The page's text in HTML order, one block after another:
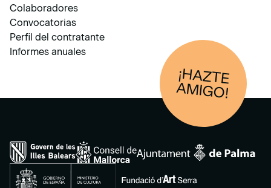
Colaboradores
Convocatorias
Perfil del contratante
Informes anuales
¡HAZTE
AM
IGO!